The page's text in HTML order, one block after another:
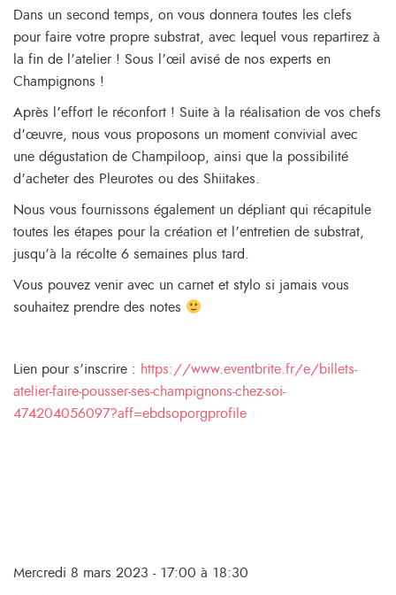
Dans un second temps, on vous donnera toutes les clefs
pour faire votre propre substrat, avec lequel vous repartirez à
la fin de l’atelier ! Sous l’œil avisé de nos experts en
Champignons !
Après l’effort le réconfort ! Suite à la réalisation de vos chefs
d’œuvre, nous vous proposons un moment convivial avec
une dégustation de Champiloop, ainsi que la possibilité
d’acheter des Pleurotes ou des Shiitakes.
Nous vous fournissons également un dépliant qui récapitule
toutes les étapes pour la création et l’entretien de substrat,
jusqu’à la récolte 6 semaines plus tard.
Vous pouvez venir avec un carnet et stylo si jamais vous
souhaitez prendre des notes
Lien pour s’inscrire : https://www.eventbrite.fr/e/billets-
atelier-faire-pousser-ses-champignons-chez-soi-
474204056097?aff=ebdsoporgprofile
Mercredi 8 mars 2023 - 17:00 à 18:30